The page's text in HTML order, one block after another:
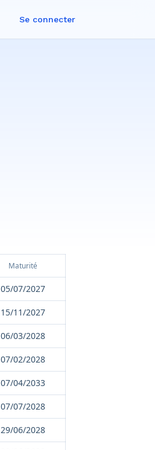
Se connecter
Maturité
05/07/2027
15/11/2027
06/03/2028
07/02/2028
07/04/2033
07/07/2028
29/06/2028